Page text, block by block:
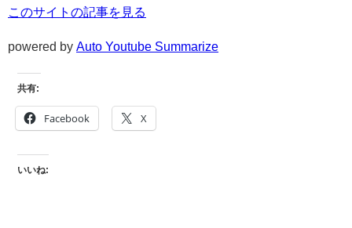
このサイトの記事を見る
powered by Auto Youtube Summarize
共有:
Facebook X
いいね: